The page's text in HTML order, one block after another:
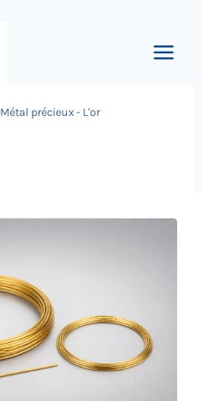
Métal précieux- L'or